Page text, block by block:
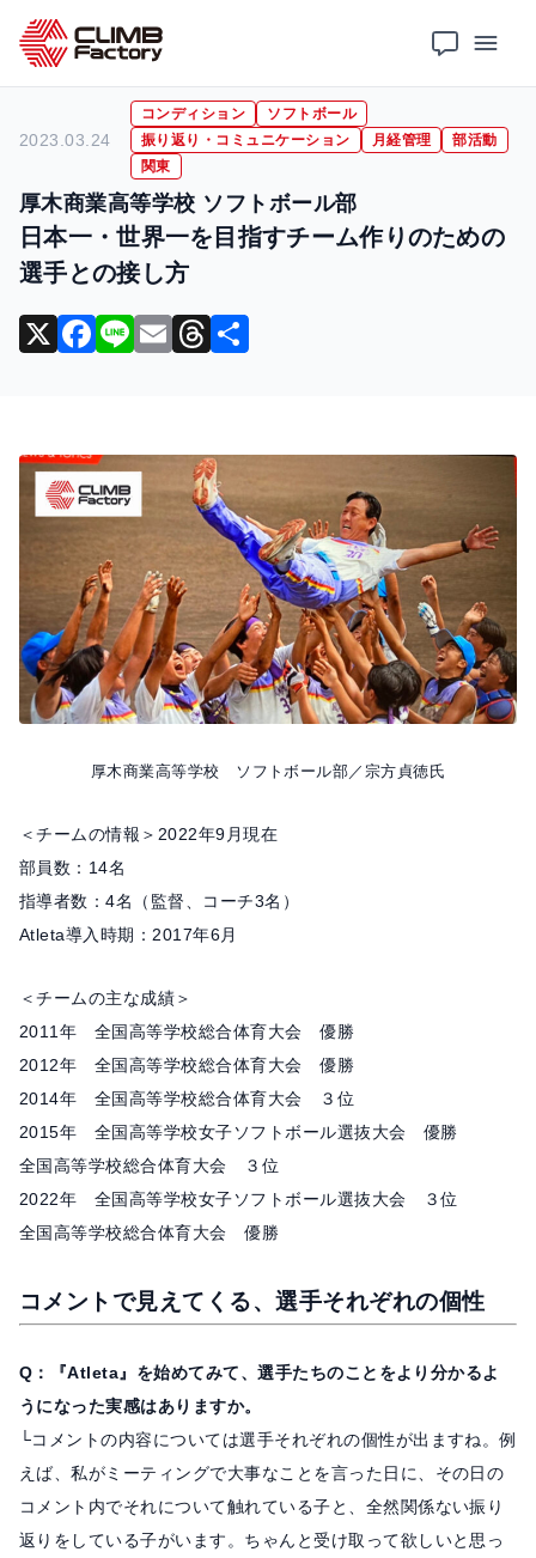
ホーム 導入事例 日本一・世界一を目指すチーム作りのための選手との接し方
厚木商業高等学校 ソフトボール部
2023.03.24
コンディション
ソフトボール
振り返り・コミュニケーション
月経管理
部活動
関東
日本一・世界一を目指すチーム作りのための
選手との接し方
X F
e
b
o
o
k
Li E
l
T
a
d
s
厚木商業高等学校 ソフトボール部／宗方貞徳氏
＜チームの情報＞2022年9月現在
部員数：14名
指導者数：4名（監督、コーチ3名）
Atleta導入時期：2017年6月
＜チームの主な成績＞
2011年 全国高等学校総合体育大会 優勝
2012年 全国高等学校総合体育大会 優勝
2014年 全国高等学校総合体育大会 ３位
2015年 全国高等学校女子ソフトボール選抜大会 優勝
全国高等学校総合体育大会 ３位
2022年 全国高等学校女子ソフトボール選抜大会 ３位
全国高等学校総合体育大会 優勝
コメントで見えてくる、選手それぞれの個性
Q：『Atleta』を始めてみて、選手たちのことをより分かるよ
うになった実感はありますか。
└コメントの内容については選手それぞれの個性が出ますね。例
えば、私がミーティングで大事なことを言った日に、その日の
コメント内でそれについて触れている子と、全然関係ない振り
返りをしている子がいます。ちゃんと受け取って欲しいと思っ